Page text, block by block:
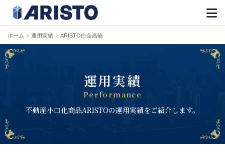
ホーム 運用実績 ARISTO白金高輪
運用実績
Performance
不動産小口化商品ARISTOの運用実績をご紹介します。